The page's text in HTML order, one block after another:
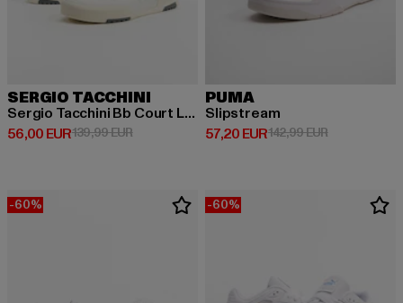
SERGIO TACCHINI
Sergio Tacchini Bb Court Lo Sneakers
56,00 EUR
Derzeitiger Preis: 56,00 EUR
139,99 EURAktionspreis: 139,99 EUR
PUMA
Slipstream
57,20 EUR
Derzeitiger Preis: 57,20 EUR
142,99 EURAktionspreis:
-60% -60%